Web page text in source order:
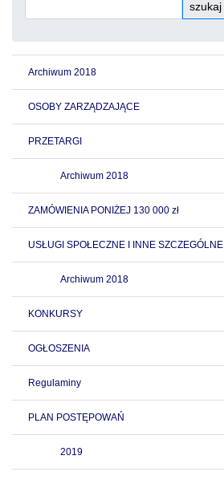
szukaj
Archiwum 2018
OSOBY ZARZĄDZAJĄCE
PRZETARGI
Archiwum 2018
ZAMÓWIENIA PONIŻEJ 130 000 zł
USŁUGI SPOŁECZNE I INNE SZCZEGÓLNE
Archiwum 2018
KONKURSY
OGŁOSZENIA
Regulaminy
PLAN POSTĘPOWAŃ
2019